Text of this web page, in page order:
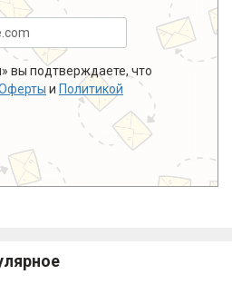
вы подтверждаете, что
и Политикой